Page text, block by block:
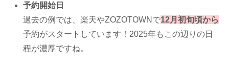
予約開始日
過去の例では、楽天やZOZOTOWNで12月初旬頃から
予約がスタートしています！2025年もこの辺りの日
程が濃厚ですね。